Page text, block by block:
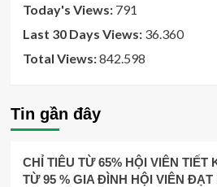
Today's Views: 791
Last 30 Days Views: 36.360
Total Views:842.598
Tin gần đây
CHỈ TIÊU TỪ 65% HỘI VIÊN TIẾT
TỪ 95 % GIA ĐÌNH HỘI VIÊN ĐẠT